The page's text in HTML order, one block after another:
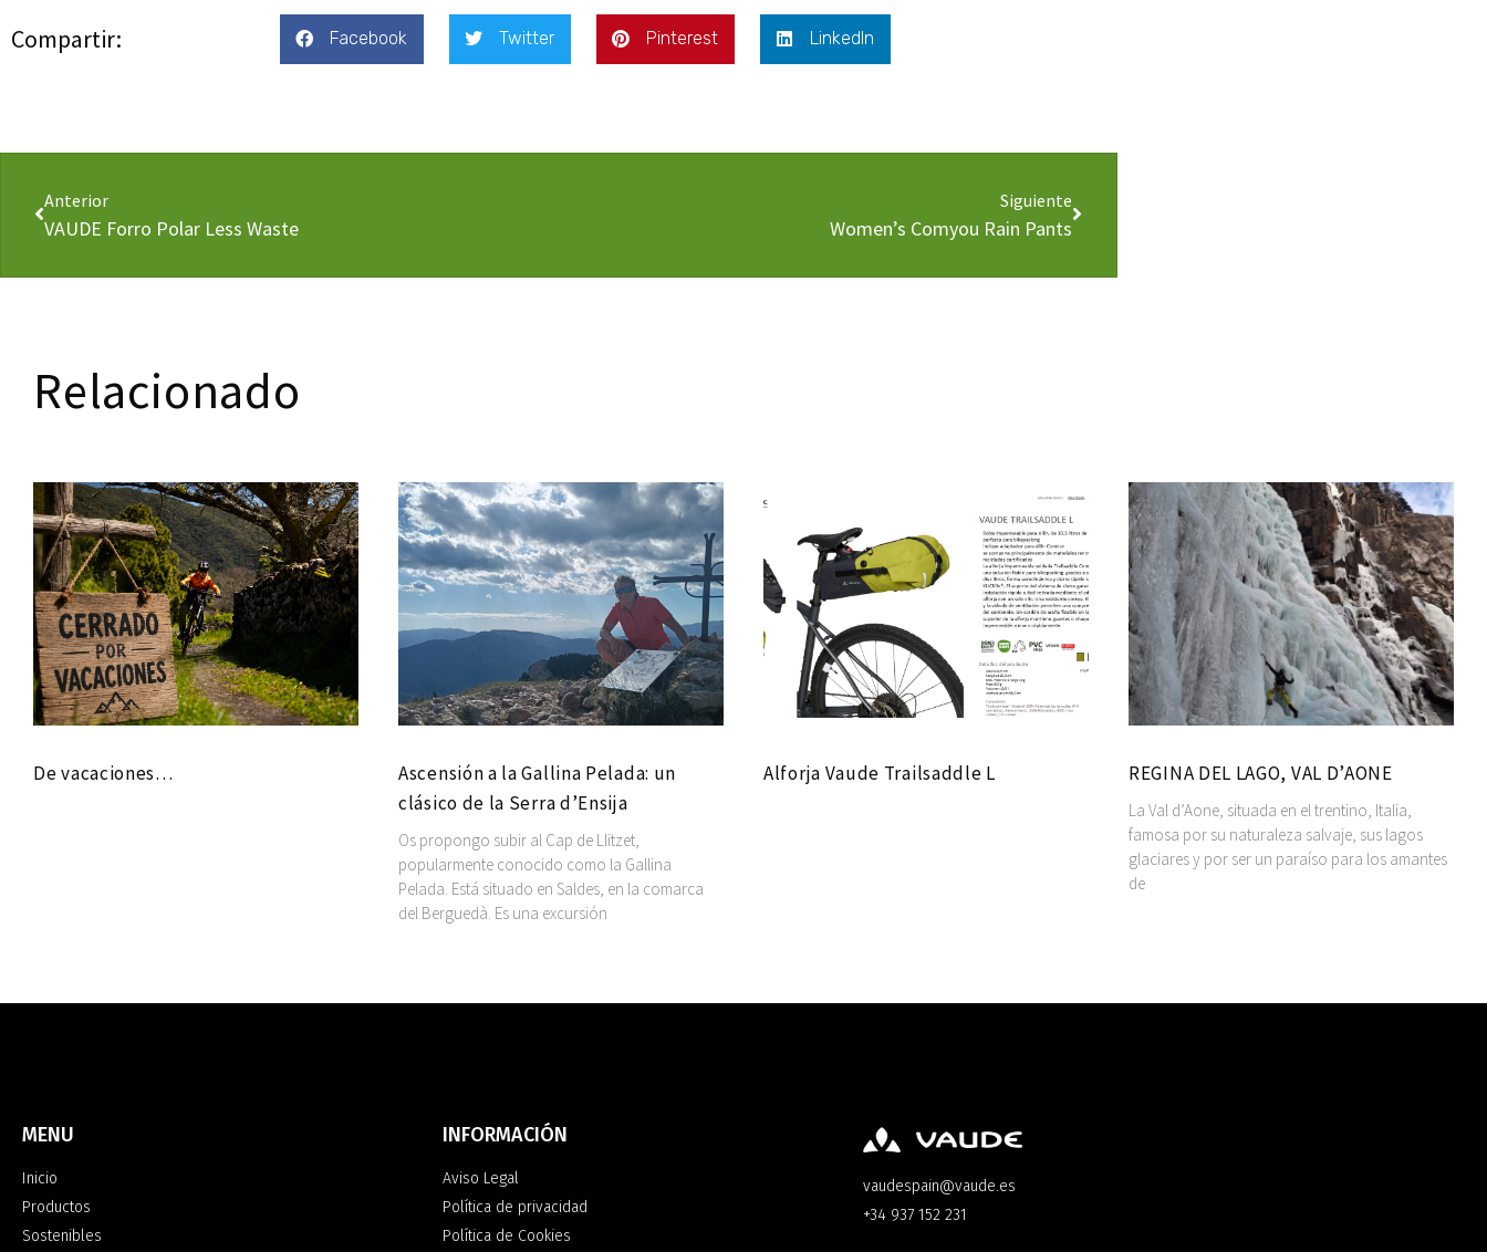
Compartir: Facebook Twitter Pinterest LinkedIn
Anterior
VAUDE Forro Polar Less Waste
Siguiente
Women’s Comyou Rain Pants
Relacionado
De vacaciones…
Ascensión a la Gallina Pelada: un
clásico de la Serra d’Ensija
Os propongo subir al Cap de Llitzet,
popularmente conocido como la Gallina
Pelada. Está situado en Saldes, en la comarca
del Berguedà. Es una excursión
Alforja Vaude Trailsaddle L REGINA DEL LAGO, VAL D’AONE
La Val d’Aone, situada en el trentino, Italia,
famosa por su naturaleza salvaje, sus lagos
glaciares y por ser un paraíso para los amantes
de
MENU
Inicio
Productos
Sostenibles
INFORMACIÓN
Aviso Legal
Política de privacidad
Política de Cookies
vaudespain@vaude.es
+34 937 152 231